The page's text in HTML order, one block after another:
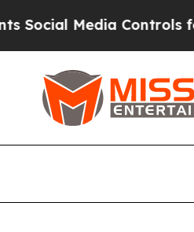
Media Controls for